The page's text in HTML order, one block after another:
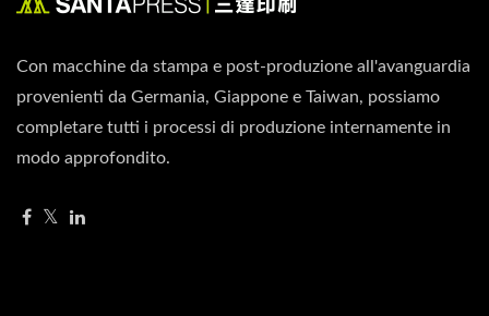
Con macchine da stampa e post-produzione all'avanguardia
provenienti da Germania, Giappone e Taiwan, possiamo
completare tutti i processi di produzione internamente in
modo approfondito.